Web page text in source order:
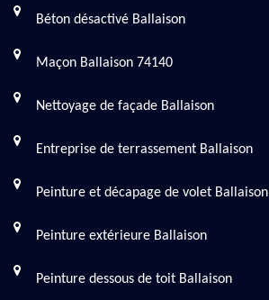
Béton désactivé Ballaison
Maçon Ballaison 74140
Nettoyage de façade Ballaison
Entreprise de terrassement Ballaison
Peinture et décapage de volet Ballaison
Peinture extérieure Ballaison
Peinture dessous de toit Ballaison